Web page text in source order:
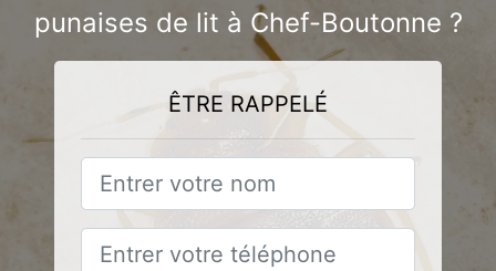
punaises de lit à Chef-Boutonne ?
ÊTRE RAPPELÉ